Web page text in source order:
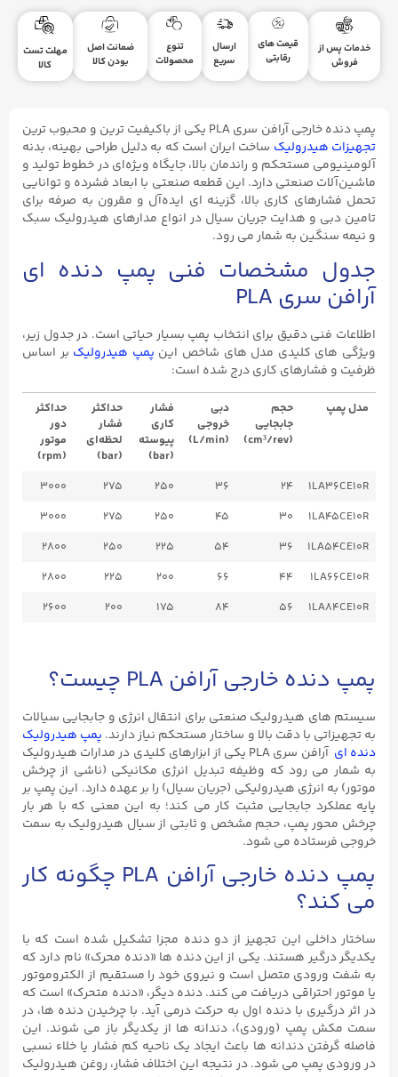
خدمات پس از
فروش
قیمت های
رقابتی
ارسال
سریع
تنوع
محصولات
ضمانت اصل
بودن کالا
مهلت تست
کالا
پمپ دنده خارجی آرافن سری PLA یکی از باکیفیت‌ ترین و محبوب ‌ترین
تجهیزات هیدرولیک ساخت ایران است که به دلیل طراحی بهینه، بدنه
آلومینیومی مستحکم و راندمان بالا، جایگاه ویژه‌ای در خطوط تولید و
ماشین‌آلات صنعتی دارد. این قطعه صنعتی با ابعاد فشرده و توانایی
تحمل فشارهای کاری بالا، گزینه ‌ای ایده‌آل و مقرون ‌به‌ صرفه برای
تامین دبی و هدایت جریان سیال در انواع مدارهای هیدرولیک سبک
و نیمه‌ سنگین به شمار می ‌رود.
جدول مشخصات فنی پمپ دنده ای
آرافن سری PLA
اطلاعات فنی دقیق برای انتخاب پمپ بسیار حیاتی است. در جدول زیر،
ویژگی‌ های کلیدی مدل‌ های شاخص این پمپ هیدرولیک بر اساس
ظرفیت و فشارهای کاری درج شده است:
مدل پمپ
حجم
جابجایی
(cm³/rev)
دبی
خروجی
(L/min)
فشار
کاری
پیوسته
(bar)
حداکثر
فشار
لحظه‌ای
(bar)
حداکثر
دور
موتور
(rpm)
1LA36CE10R
24
36
250
275
3000
1LA45CE10R
30
45
250
275
3000
1LA54CE10R
36
54
225
250
2800
1LA66CE10R
44
66
200
225
2800
1LA84CE10R
56
84
175
200
2600
پمپ دنده خارجی آرافن PLA چیست؟
سیستم‌ های هیدرولیک صنعتی برای انتقال انرژی و جابجایی سیالات
به تجهیزاتی با دقت بالا و ساختار مستحکم نیاز دارند. پمپ هیدرولیک
دنده ای
آرافن سری PLA یکی از ابزارهای کلیدی در مدارات هیدرولیک
به شمار می ‌رود که وظیفه تبدیل انرژی مکانیکی (ناشی از چرخش
موتور) به انرژی هیدرولیکی (جریان سیال) را بر عهده دارد. این پمپ بر
پایه عملکرد جابجایی مثبت کار می ‌کند؛ به این معنی که با هر بار
چرخش محور پمپ، حجم مشخص و ثابتی از سیال هیدرولیک به سمت
خروجی فرستاده می‌ شود.
پمپ دنده خارجی آرافن PLA چگونه کار
می ‌کند؟
ساختار داخلی این تجهیز از دو دنده مجزا تشکیل شده است که با
یکدیگر درگیر هستند. یکی از این دنده ‌ها «دنده محرک» نام دارد که
به شفت ورودی متصل است و نیروی خود را مستقیم از الکتروموتور
یا موتور احتراقی دریافت می ‌کند. دنده دیگر، «دنده متحرک» است که
در اثر درگیری با دنده اول به حرکت درمی ‌آید. با چرخیدن دنده‌ ها، در
سمت مکش پمپ (ورودی)، دندانه‌ ها از یکدیگر باز می ‌شوند. این
فاصله گرفتن دندانه‌ ها باعث ایجاد یک ناحیه کم‌ فشار یا خلاء نسبی
در ورودی پمپ می‌ شود. در نتیجه این اختلاف فشار، روغن هیدرولیک